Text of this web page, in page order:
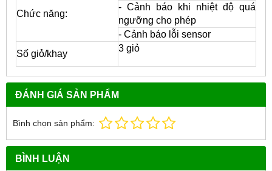
Chức năng:
- Cảnh báo khi nhiệt độ quá
ngưỡng cho phép
- Cảnh báo lỗi sensor
Số giỏ/khay
3 giỏ
ĐÁNH GIÁ SẢN PHẨM
Bình chọn sản phẩm:
BÌNH LUẬN